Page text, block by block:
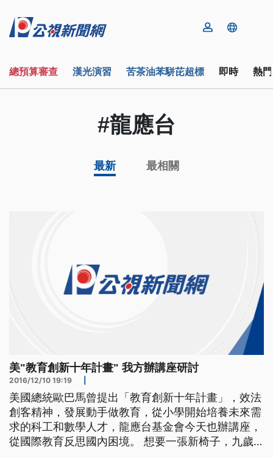
總預算審查 漢光演習 苦茶油苯駢芘超標 即時 熱
#龍應台
最新 最相關
美"教育創新十年計畫" 我方辦講座研討
2016/12/10 19:19
美國總統歐巴馬曾提出「教育創新十年計畫」，效法
創客精神，發展動手做教育，從小學開始培養未來需
求的科工和數學人才，龍應台基金會今天也辦講座，
從國際教育反思國內困境。 想要一張新椅子，九歲